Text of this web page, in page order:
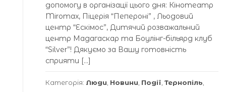
допомогу в організації цього дня: Кінотеатр
Miromax, Піцерія “Пепероні” , Льодовий
центр “Ескімос”, Дитячий розважальний
центр Мадагаскар та Боулінг-більярд клуб
“Silver”! Дякуємо за Вашу готовність
сприяти […]
Категорія: Люди, Новини, Події, Тернопіль,